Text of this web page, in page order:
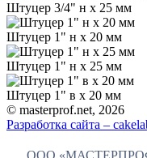
Штуцер 3/4" н х 25 мм
Штуцер 1" н х 20 мм
Штуцер 1" н х 25 мм
Штуцер 1" в х 20 мм
© masterprof.net, 2026
Разработка сайта –
ООО «МАСТЕРПРОФ»